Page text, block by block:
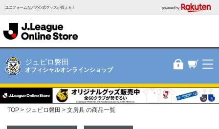
ユニフォームなどの公式グッズが買える！ powered by
ジュビロ磐田
オフィシャルオンラインショップ
TOP ジュビロ磐田 文房具 の商品一覧